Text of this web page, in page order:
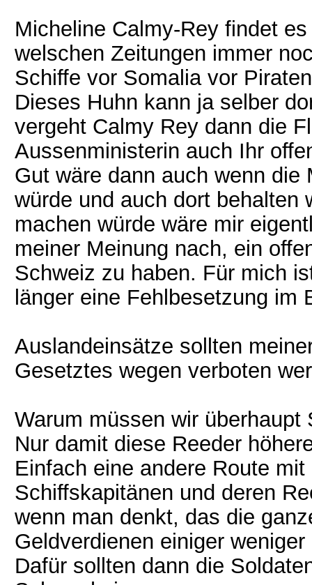
Micheline Calmy-Rey findet
welschen Zeitungen immer
Schiffe vor Somalia vor
Dieses Huhn kann ja selber
vergeht Calmy Rey dann die
Aussenministerin auch Ihr
Gut wäre dann auch wenn
würde und auch dort behalten
machen würde wäre mir
meiner Meinung nach, ein
Schweiz zu haben. Für mich
länger eine Fehlbesetzung im
Auslandeinsätze sollten
Gesetztes wegen verboten
Warum müssen wir
Nur damit diese Reeder
Einfach eine andere Route
Schiffskapitänen und deren
wenn man denkt, das die
Geldverdienen einiger weniger
Dafür sollten dann die